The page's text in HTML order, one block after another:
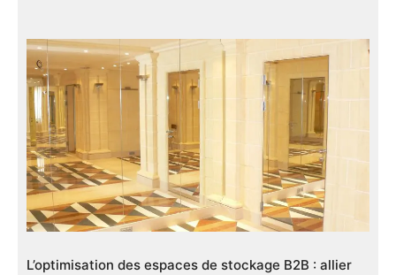
L’optimisation des espaces de stockage B2B : allier